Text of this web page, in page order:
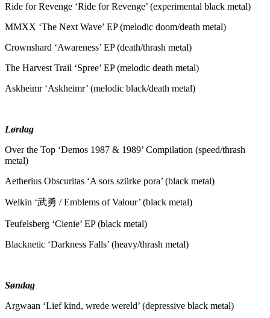
Ride for Revenge ‘Ride for Revenge’ (experimental black metal)
MMXX ‘The Next Wave’ EP (melodic doom/death metal)
Crownshard ‘Awareness’ EP (death/thrash metal)
The Harvest Trail ‘Spree’ EP (melodic death metal)
Askheimr ‘Askheimr’ (melodic black/death metal)
Lørdag
Over the Top ‘Demos 1987 & 1989’ Compilation (speed/thrash
metal)
Aetherius Obscuritas ‘A sors szürke pora’ (black metal)
Welkin ‘武勇 / Emblems of Valour’ (black metal)
Teufelsberg ‘Cienie’ EP (black metal)
Blacknetic ‘Darkness Falls’ (heavy/thrash metal)
Søndag
Argwaan ‘Lief kind, wrede wereld’ (depressive black metal)